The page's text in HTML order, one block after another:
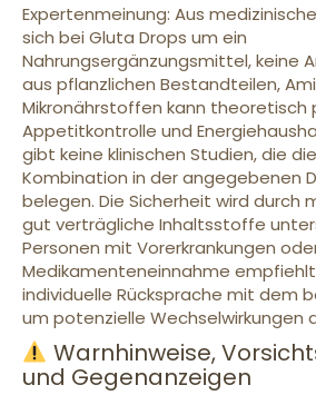
Expertenmeinung: Aus
sich bei Gluta Drops um ein
Nahrungsergänzungsmittel, keine
aus pflanzlichen Bestandteilen,
Mikronährstoffen kann theoretisch
Appetitkontrolle und
gibt keine klinischen Studien, die
Kombination in der angegebenen
belegen. Die Sicherheit wird durch
gut verträgliche Inhaltsstoffe
Personen mit Vorerkrankungen
Medikamenteneinnahme
individuelle Rücksprache mit dem
um potenzielle Wechselwirkungen
Warnhinweise,
und Gegenanzeigen